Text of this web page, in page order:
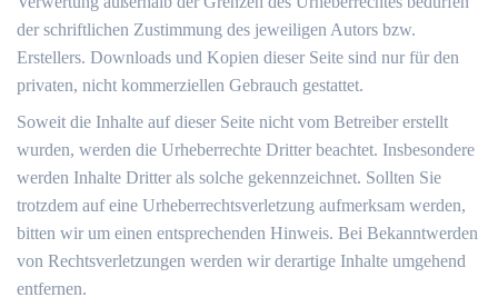
der schriftlichen Zustimmung des jeweiligen Autors bzw.
Erstellers. Downloads und Kopien dieser Seite sind nur für den
privaten, nicht kommerziellen Gebrauch gestattet.
Soweit die Inhalte auf dieser Seite nicht vom Betreiber erstellt
wurden, werden die Urheberrechte Dritter beachtet. Insbesondere
werden Inhalte Dritter als solche gekennzeichnet. Sollten Sie
trotzdem auf eine Urheberrechtsverletzung aufmerksam werden,
bitten wir um einen entsprechenden Hinweis. Bei Bekanntwerden
von Rechtsverletzungen werden wir derartige Inhalte umgehend
entfernen.